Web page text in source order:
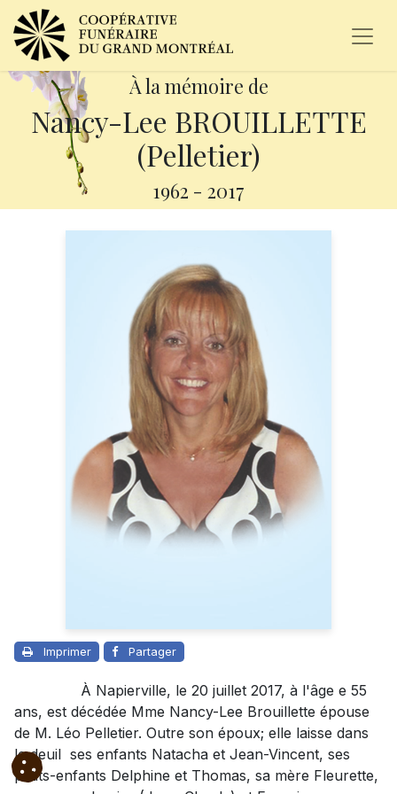
À la mémoire de
Nancy-Lee BROUILLETTE
(Pelletier)
1962 - 2017
Imprimer Partager
À Napierville, le 20 juillet 2017, à l'âge e 55
ans, est décédée Mme Nancy-Lee Brouillette épouse
de M. Léo Pelletier. Outre son époux; elle laisse dans
le deuil ses enfants Natacha et Jean-Vincent, ses
petits-enfants Delphine et Thomas, sa mère Fleurette,